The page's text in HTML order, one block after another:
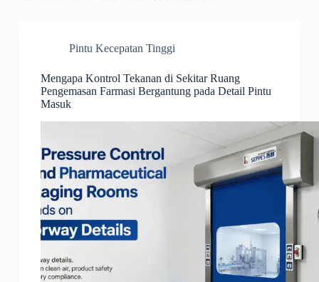
Pintu Kecepatan Tinggi
Mengapa Kontrol Tekanan di Sekitar Ruang
Pengemasan Farmasi Bergantung pada Detail Pintu
Masuk